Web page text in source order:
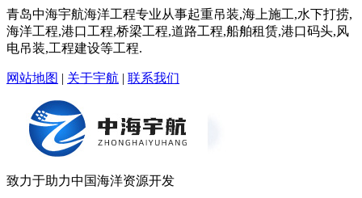
青岛中海宇航海洋工程专业从事起重吊装,海上施工,水下打捞,
海洋工程,港口工程,桥梁工程,道路工程,船舶租赁,港口码头,风
电吊装,工程建设等工程.
网站地图 | 关于宇航 | 联系我们
致力于助力中国海洋资源开发